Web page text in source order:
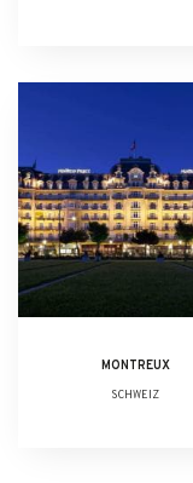
MONTREUX
SCHWEIZ